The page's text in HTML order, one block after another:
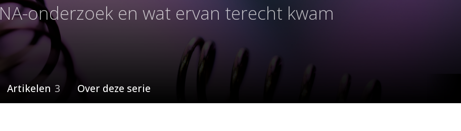
onderzoek en wat ervan terecht kwam
Artikelen 3 Over deze serie